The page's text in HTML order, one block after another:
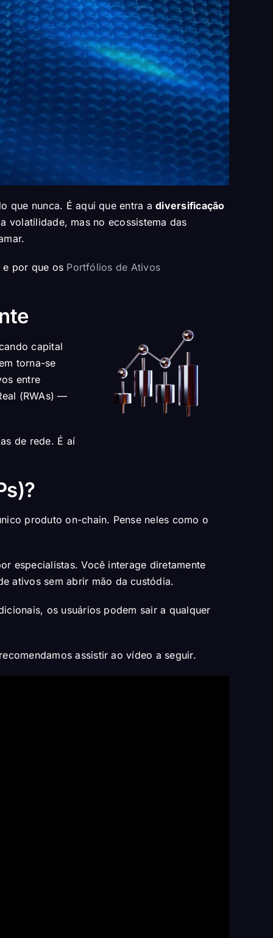
que nunca. É aqui que entra adiversificação
volatilidade, mas no ecossistema das
por que os Portfólios de Ativos
capital
torna-se
entre
(RWAs) —
de rede. É aí
produto on-chain. Pense neles como o
especialistas. Você interage diretamente
ativos sem abrir mão da custódia.
os usuários podem sair a qualquer
assistir ao vídeo a seguir.